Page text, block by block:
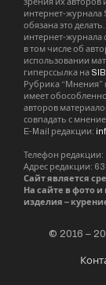
В
Читать далее